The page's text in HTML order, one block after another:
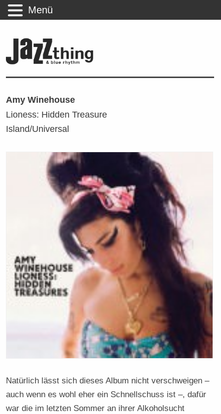
Amy Winehouse
Lioness: Hidden Treasure
Island/Universal
Natürlich lässt sich dieses Album nicht verschweigen –
auch wenn es wohl eher ein Schnellschuss ist –, dafür
war die im letzten Sommer an ihrer Alkoholsucht
Menü